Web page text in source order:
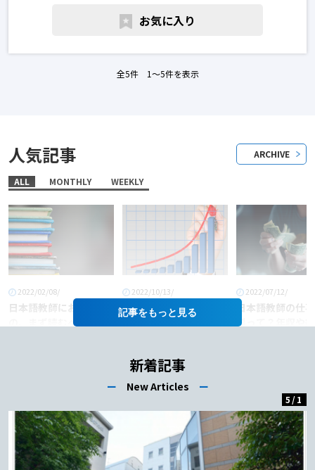
お気に入り
全5件 1〜5件を表示
人気記事
ALL MONTHLY WEEKLY
ARCHIVE
2022/02/08/
日本語教師におすすめ
の、まず読むべき本6
2022/10/13/
「日本語教師」という
職業に将来性はある
2022/07/12/
日本語教師の仕
料って？年収や
記事を
新着記事
ー New Articles ー
5 /1